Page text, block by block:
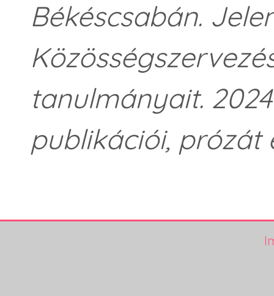
Békéscsabán.
tanulmányait.
publikációi, prózát